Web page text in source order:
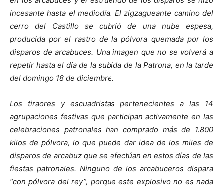
incesante hasta el mediodía. El zigzagueante camino del
cerro del Castillo se cubrió de una nube espesa,
producida por el rastro de la pólvora quemada por los
disparos de arcabuces. Una imagen que no se volverá a
repetir hasta el día de la subida de la Patrona, en la tarde
del domingo 18 de diciembre.
Los tiraores y escuadristas pertenecientes a las 14
agrupaciones festivas que participan activamente en las
celebraciones patronales han comprado más de 1.800
kilos de pólvora, lo que puede dar idea de los miles de
disparos de arcabuz que se efectúan en estos días de las
fiestas patronales. Ninguno de los arcabuceros dispara
“con pólvora del rey”, porque este explosivo no es nada